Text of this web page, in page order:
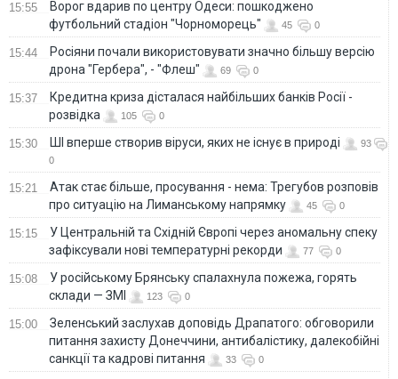
15:55
Ворог вдарив по центру Одеси: пошкоджено
футбольний стадіон "Чорноморець"
45 0
15:44
Росіяни почали використовувати значно більшу версію
дрона "Гербера", - "Флеш"
69 0
15:37
Кредитна криза дісталася найбільших банків Росії -
розвідка
105 0
15:30 ШІ вперше створив віруси, яких не існує в природі
93
0
15:21
Атак стає більше, просування - нема: Трегубов розповів
про ситуацію на Лиманському напрямку
45 0
15:15
У Центральній та Східній Європі через аномальну спеку
зафіксували нові температурні рекорди
77 0
15:08
У російському Брянську спалахнула пожежа, горять
склади — ЗМІ
123 0
15:00
Зеленський заслухав доповідь Драпатого: обговорили
питання захисту Донеччини, антибалістику, далекобійні
санкції та кадрові питання
33 0